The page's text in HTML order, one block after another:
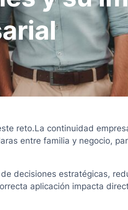
reto.La continuidad
entre familia y negocio,
decisiones estratégicas,
aplicación impacta